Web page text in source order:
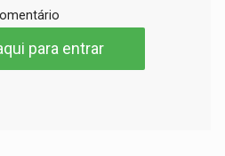
para entrar